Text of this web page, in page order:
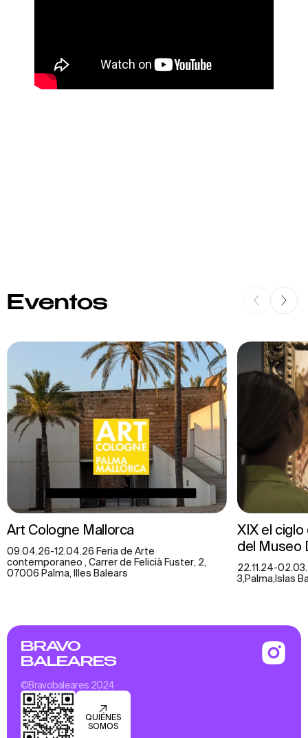
Eventos
Art Cologne Mallorca
09.04.26-12.04.26 Feria de Arte
contemporaneo , Carrer de Felicià Fuster, 2,
07006 Palma, Illes Balears
XIX el
del Museo
22.11.24-
3,Palma,Islas
BRAVO
BALEARES
©Bravobaleares 2024
QUIÉNES
SOMOS